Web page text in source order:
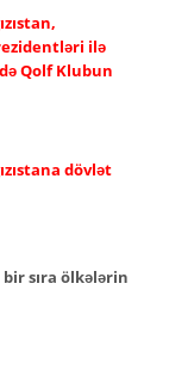
ilə
Qolf Klubun
dövlət
sıra ölkələrin